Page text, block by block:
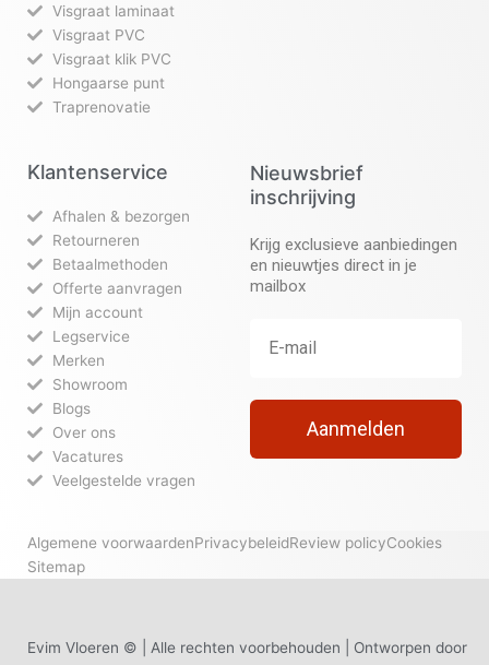
Visgraat laminaat
Visgraat PVC
Visgraat klik PVC
Hongaarse punt
Traprenovatie
Klantenservice
Afhalen & bezorgen
Retourneren
Betaalmethoden
Offerte aanvragen
Mijn account
Legservice
Merken
Showroom
Blogs
Over ons
Vacatures
Veelgestelde vragen
Nieuwsbrief
inschrijving
Krijg exclusieve aanbiedingen
en nieuwtjes direct in je
mailbox
Aanmelden
Algemene voorwaardenPrivacybeleidReview policyCookies
Sitemap
Evim Vloeren © | Alle rechten voorbehouden | Ontworpen door